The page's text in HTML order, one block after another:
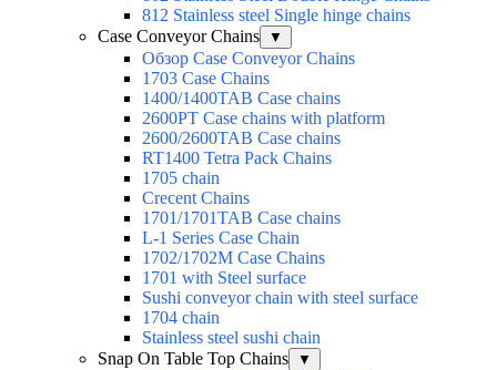
812 Stainless steel Single hinge chains
Case Conveyor Chains
▼
Обзор Case Conveyor Chains
1703 Case Chains
1400/1400TAB Case chains
2600PT Case chains with platform
2600/2600TAB Case chains
RT1400 Tetra Pack Chains
1705 chain
Crecent Chains
1701/1701TAB Case chains
L-1 Series Case Chain
1702/1702M Case Chains
1701 with Steel surface
Sushi conveyor chain with steel surface
1704 chain
Stainless steel sushi chain
Snap On Table Top Chains
▼